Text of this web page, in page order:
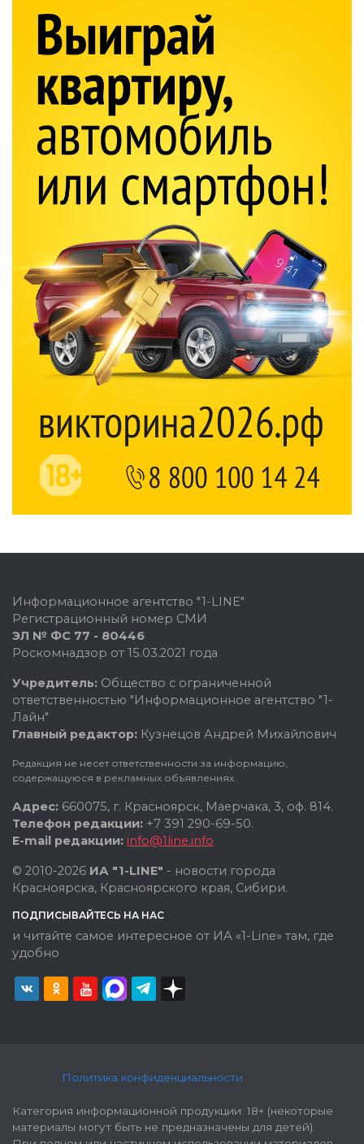
Информационное агентство "1-LINE"
Регистрационный номер СМИ
ЭЛ № ФС 77 - 80446
Роскомнадзор от 15.03.2021 года
Учредитель: Общество с ограниченной
ответственностью "Информационное агентство "1-
Лайн"
Главный редактор: Кузнецов Андрей Михайлович
Редакция не несет ответственности за информацию,
содержащуюся в рекламных объявлениях.
Адрес: 660075, г. Красноярск, Маерчака, 3, оф. 814.
Телефон редакции: +7 391 290-69-50.
E-mail редакции: info@1line.info
© 2010-2026 ИА "1-LINE" - новости города
Красноярска, Красноярского края, Сибири.
ПОДПИСЫВАЙТЕСЬ НА НАС
и читайте самое интересное от ИА «1-Line» там, где
удобно
Политика конфиденциальности
Категория информационной продукции: 18+ (некоторые
материалы могут быть не предназначены для детей).